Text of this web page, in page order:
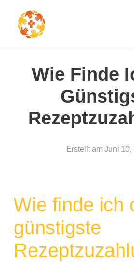
Wie Finde
Erstellt am Juni 10,
Wie finde ich
günstigste